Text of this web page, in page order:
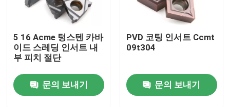
회사 소개
공장 견학
품질 관리
5 16 Acme 텅스텐 카바
이드 스레딩 인서트 내
부 피치 절단
문의 보내기
PVD 코팅 인서트 Ccmt
09t304
문의 보내기